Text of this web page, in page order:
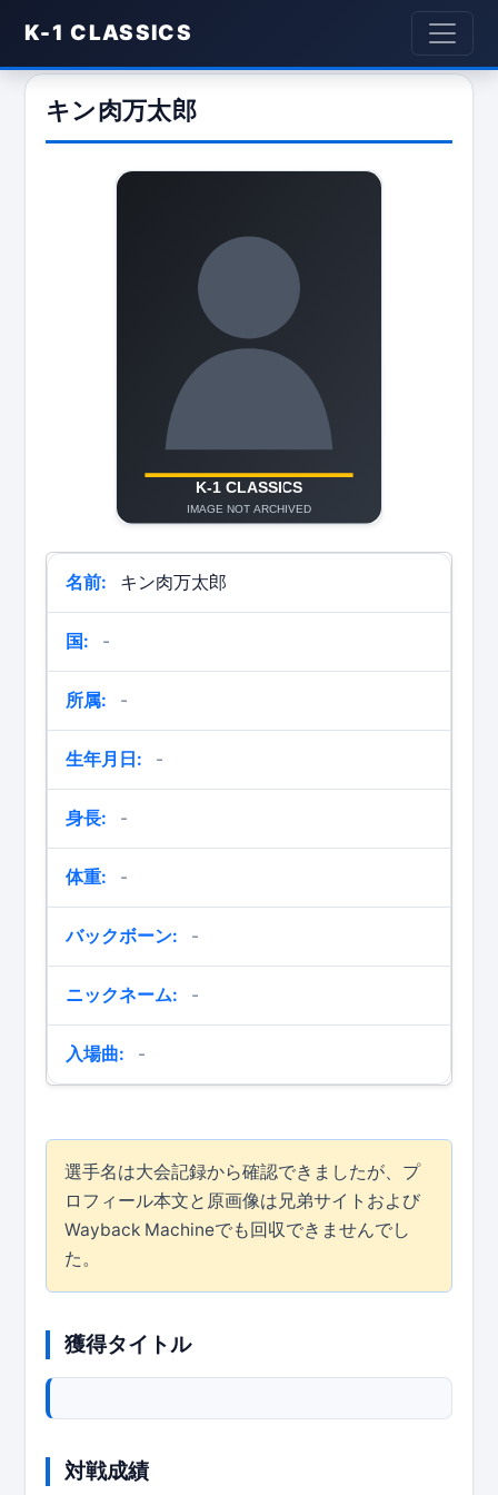
K-1 CLASSICS
キン肉万太郎
名前: キン肉万太郎
国: -
所属: -
生年月日: -
身長: -
体重: -
バックボーン: -
ニックネーム: -
入場曲: -
選手名は大会記録から確認できましたが、プ
ロフィール本文と原画像は兄弟サイトおよび
Wayback Machineでも回収できませんでし
た。
獲得タイトル
対戦成績